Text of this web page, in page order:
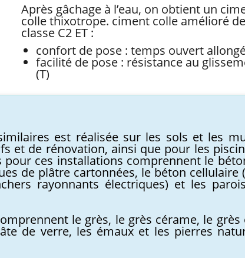
Après gâchage à l’eau, on obtient un
colle thixotrope. ciment colle amélioré de
classe C2 ET :
confort de pose : temps ouvert
facilité de pose : résistance au
(T)
est réalisée sur les sols et les
et de rénovation, ainsi que pour les
ces installations comprennent le
de plâtre cartonnées, le béton cellulaire
rayonnants électriques) et les
le grès, le grès cérame, le grès
de verre, les émaux et les pierres